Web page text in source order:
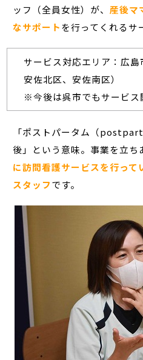
ッフ（全員女性）が、産後マ
なサポートを行ってくれるサ
サービス対応エリア：広島
安佐北区、安佐南区）
※今後は呉市でもサービス
「ポストパータム（
後」という意味。事業を立ち
に訪問看護サービスを行っ
スタッフです。